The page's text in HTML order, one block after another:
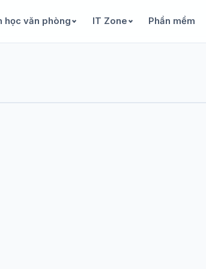
học văn phòng IT Zone Phần mềm